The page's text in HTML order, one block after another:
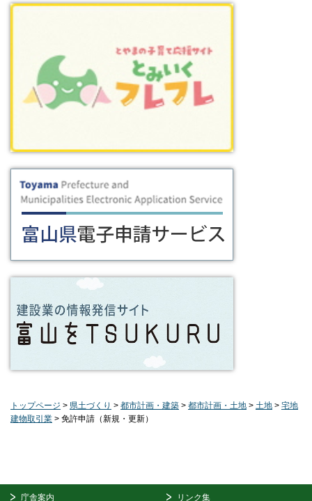
トップページ > 県土づくり > 都市計画・建築 > 都市計画・土地 > 土地 > 宅地
建物取引業 > 免許申請（新規・更新）
庁舎案内 リンク集